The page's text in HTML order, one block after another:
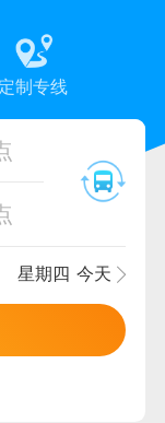
定制专线
星期四 今天